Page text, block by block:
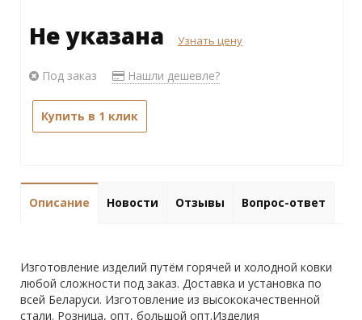
Не указана Узнать цену
Под заказ Нашли дешевле?
Купить в 1 клик
Описание Новости Отзывы Вопрос-ответ
Изготовление изделий путём горячей и холодной ковки
любой сложности под заказ. Доставка и установка по
всей Беларуси. Изготовление из высококачественной
стали. Розница, опт, большой опт.Изделия